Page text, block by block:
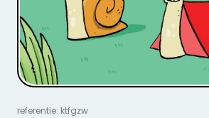
referentie: ktfgzw